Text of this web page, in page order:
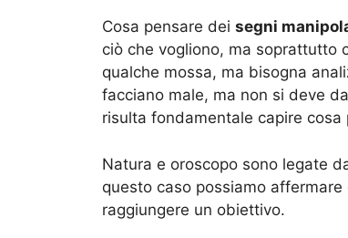
Cosa pensare dei segni
ciò che vogliono, ma soprattutto
qualche mossa, ma bisogna
facciano male, ma non si deve
risulta fondamentale capire cosa
Natura e oroscopo sono legate
questo caso possiamo
raggiungere un obiettivo.